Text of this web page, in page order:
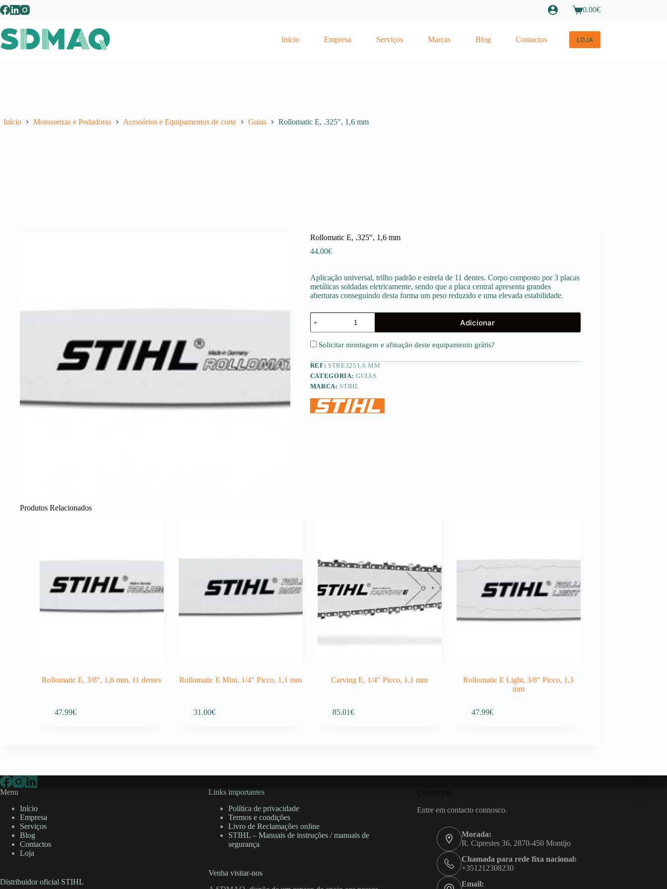
Pular
para
conteúdo
Carrinho
compras
0.00€
Início Empresa Serviços Marcas Blog Contactos LOJA
Início Motosserras e Podadoras Acessórios e Equipamentos de corte Guias Rollomatic E, .325″, 1,6 mm
Rollomatic E, .325″, 1,6 mm
44.00€
Aplicação universal, trilho padrão e estrela de 11 dentes. Corpo composto por 3 placas
metálicas soldadas eletricamente, sendo que a placa central apresenta grandes
aberturas conseguindo desta forma um peso reduzido e uma elevada estabilidade.
Quantidade
de
Rollomatic
E,
.325",
mm
Adicionar
Solicitar montagem e afinação deste equipamento grátis?
REF: STRE3251,6 MM
CATEGORIA: GUIAS
MARCA: STIHL
Produtos Relacionados
Rollomatic E, 3/8″, 1,6 mm, 11 dentes
47.99€
Rollomatic E Mini, 1/4″ Picco, 1,1 mm
31.00€
Carving E, 1/4″ Picco, 1,1 mm
85.01€
Rollomatic E Light, 3/8″ Picco, 1,3
mm
47.99€
Menu
Início
Empresa
Serviços
Blog
Contactos
Loja
Distribuidor oficial STIHL
Links importantes
Política de privacidade
Termos e condições
Livro de Reclamações online
STIHL – Manuais de instruções / manuais de
segurança
Venha visitar-nos
Contactos
Entre em contacto connosco.
Morada:
R. Ciprestes 36, 2870-450 Montijo
Chamada para rede fixa nacional:
+351212308230
Email: